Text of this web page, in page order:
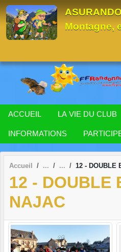
Montagne,
ACCUEIL LA VIE DU CLUB
INFORMATIONS
Accueil 12 - DOUBLE
12 - DOUBLE
NAJAC
Panneau de gestion des cookies